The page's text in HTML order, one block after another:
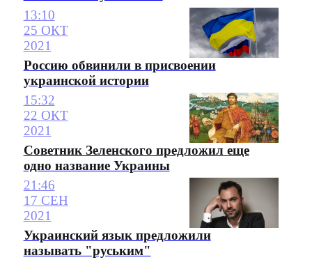
13:10
25 ОКТ
2021
Россию обвинили в присвоении
украинской истории
15:32
22 ОКТ
2021
Советник Зеленского предложил еще
одно название Украины
21:46
17 СЕН
2021
Украинский язык предложили
называть "руським"